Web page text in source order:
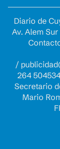
Diario de
Av. Alem
/
264
Secretario
Mario